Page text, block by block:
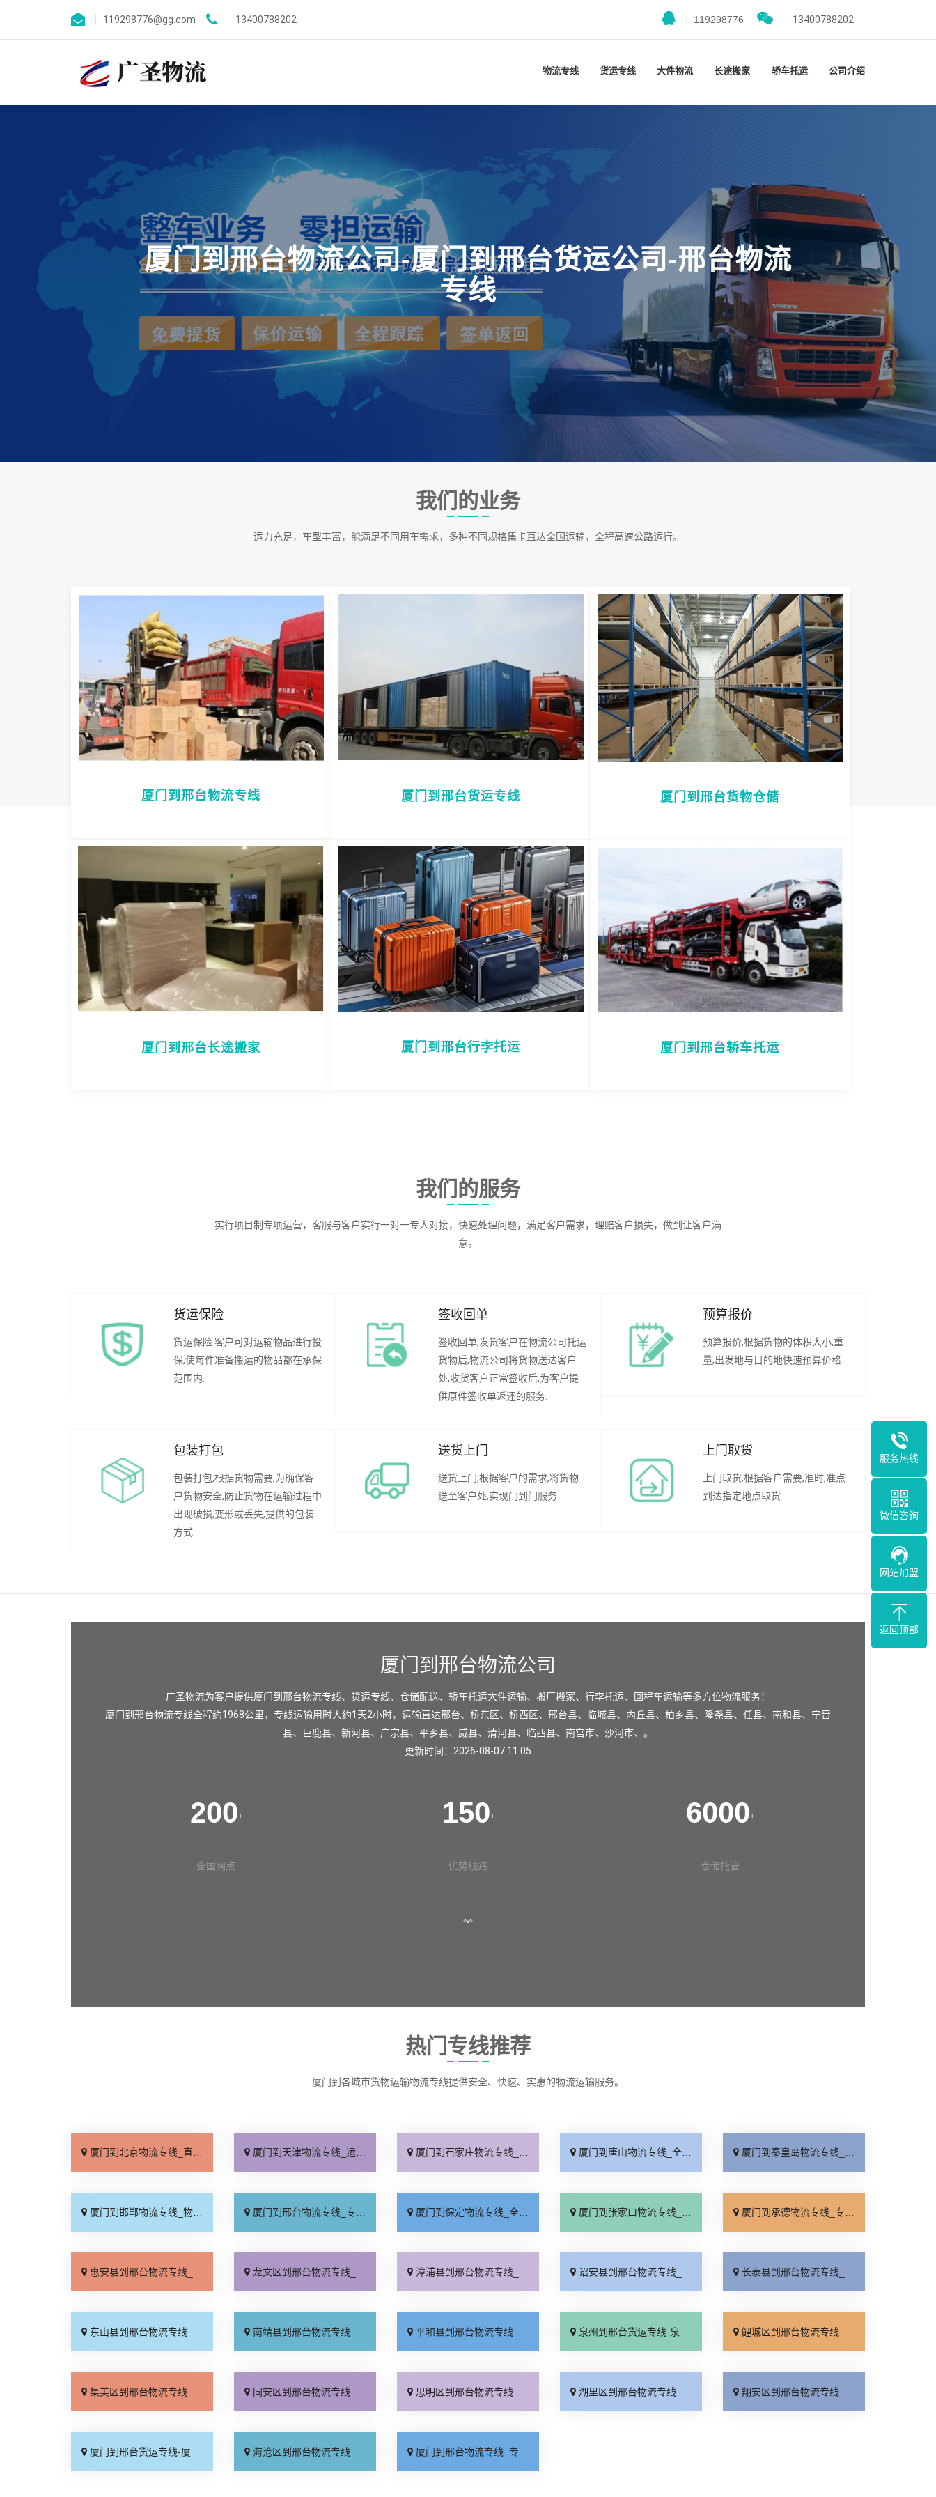
119298776@gg.com 13400788202 119298776 13400788202
物流专线 货运专线 大件物流 长途搬家 轿车托运 公司介绍
厦门到邢台物流公司-厦门到邢台货运公司-邢台物流
专线
我们的业务
运力充足，车型丰富，能满足不同用车需求，多种不同规格集卡直达全国运输，全程高速公路运行。
厦门到邢台物流专线 厦门到邢台货运专线 厦门到邢台货物仓储
厦门到邢台长途搬家 厦门到邢台行李托运 厦门到邢台轿车托运
我们的服务
实行项目制专项运营，客服与客户实行一对一专人对接，快速处理问题，满足客户需求，理赔客户损失，做到让客户满
意。
货运保险
货运保险:客户可对运输物品进行投
保,使每件准备搬运的物品都在承保
范围内.
签收回单
签收回单,发货客户在物流公司托运
货物后,物流公司将货物送达客户
处,收货客户正常签收后,为客户提
供原件签收单返还的服务.
预算报价
预算报价,根据货物的体积大小,重
量,出发地与目的地快速预算价格.
包装打包
包装打包,根据货物需要,为确保客
户货物安全,防止货物在运输过程中
出现破损,变形或丢失,提供的包装
方式
送货上门
送货上门,根据客户的需求,将货物
送至客户处,实现门到门服务.
上门取货
上门取货,根据客户需要,准时,准点
到达指定地点取货.
厦门到邢台物流公司
广圣物流为客户提供厦门到邢台物流专线、货运专线、仓储配送、轿车托运大件运输、搬厂搬家、行李托运、回程车运输等多方位物流服务！
厦门到邢台物流专线全程约1968公里，专线运输用时大约1天2小时，运输直达邢台、 桥东区、 桥西区、 邢台县、 临城县、 内丘县、 柏乡县、 隆尧县、 任县、 南和县、 宁晋
县、 巨鹿县、 新河县、 广宗县、 平乡县、 威县、 清河县、 临西县、 南宫市、 沙河市、。
更新时间：2026-08-07 11:05
200+
全国网点
150+
优势线路
6000+
仓储托管
︾
热门专线推荐
厦门到各城市货物运输物流专线提供安全、快速、实惠的物流运输服务。
厦门到北京物流专线_直达不中转「送货到门」 厦门到天津物流专线_运保时效「高效快运」 厦门到石家庄物流专线_准时准点「多少公里」 厦门到唐山物流专线_全境派送「收费介绍」 厦门到秦皇岛物流专线_高效运输「运保时效」
厦门到邯郸物流专线_物流拼车「全境配送」 厦门到邢台物流专线_专业靠谱「上门提货」 厦门到保定物流专线_全程直达「高效运输」 厦门到张家口物流专线_全境派送「多久能到」 厦门到承德物流专线_专业调车「合理收费」
惠安县到邢台物流专线_高效运输「多少一吨」 龙文区到邢台物流专线_专线直达「直达到站」 漳浦县到邢台物流专线_送货上门「需要几天」 诏安县到邢台物流专线_要几天到「专业调车」 长泰县到邢台物流专线_多久时间「上门取件」
东山县到邢台物流专线_省事省心「专业可靠」 南靖县到邢台物流专线_准时到货「定点发车」 平和县到邢台物流专线_直达不中转「合理收费」 泉州到邢台货运专线-泉州到邢台物流公司_计费标准「合理收费」 鲤城区到邢台物流专线_市县派送「多少公里」
集美区到邢台物流专线_全境配送「急你所需」 同安区到邢台物流专线_多久时间「资质齐全」 思明区到邢台物流专线_直达到站「运价实惠」 湖里区到邢台物流专线_多少公里「物流拼车」 翔安区到邢台物流专线_放心物流「直通专线」
厦门到邢台货运专线-厦门到邢台物流公司_专线快运「按时送达」 海沧区到邢台物流专线_来电咨询「专线快运」 厦门到邢台物流专线_专业靠谱「上门提货」
服务热线
微信咨询
网站加盟
返回顶部